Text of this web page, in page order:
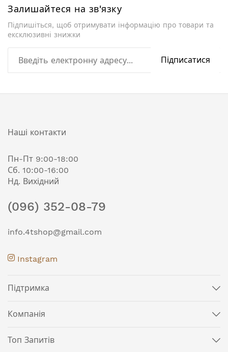
Залишайтеся на зв'язку
Підпишіться, щоб отримувати інформацію про товари та
ексклюзивні знижки
Підписатися
Наші контакти
Пн-Пт 9:00-18:00
Сб. 10:00-16:00
Нд. Вихідний
(096) 352-08-79
info.4tshop@gmail.com
Instagram
Підтримка
Компанія
Топ Запитів